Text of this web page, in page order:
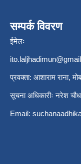
सम्पर्क विवरण
ईमेलः
प्रवक्ता: आशाराम राना,
सूचना अधिकारीः नरेश
Email: